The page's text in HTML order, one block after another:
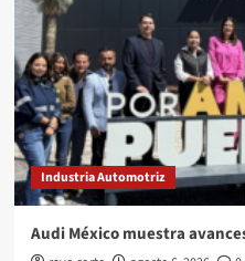
Industria Automotriz
Audi México muestra